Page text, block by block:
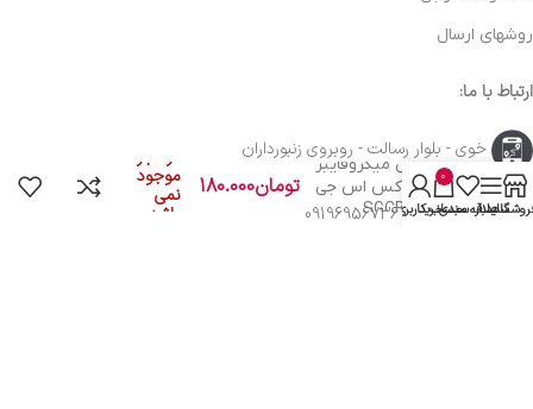
روشهای ارسال
ارتباط با ما:
خوی - بلوار رسالت - روبروی زنبورداران
واحد فروش: 09196956736
دستکش میکروفایبر
اجرای واکس اس جی
سی بی SGCB
تومان180.000
در انبار
موجود
نمی
باشد سایدبار
علاقه مندی
0
سبد خرید
حساب کاربری من